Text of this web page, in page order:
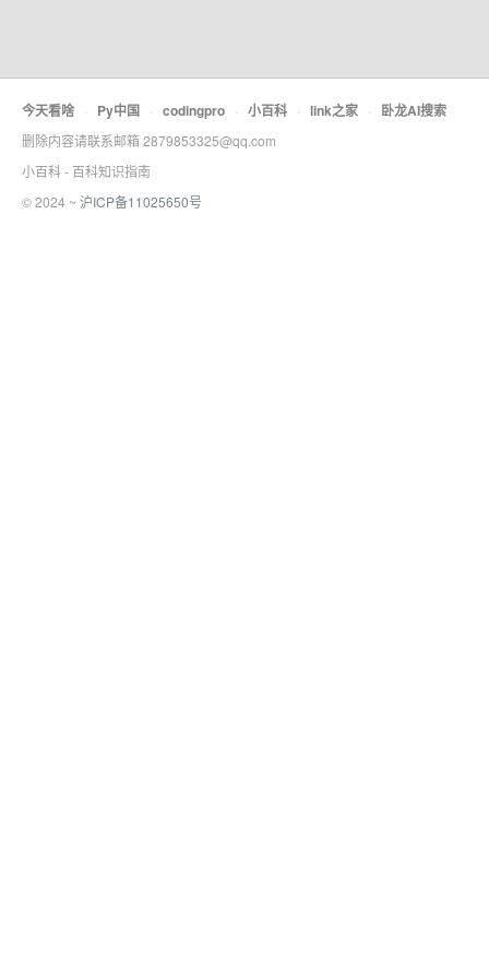
今天看啥 · Py中国 · codingpro · 小百科 · link之家 · 卧龙AI搜索
删除内容请联系邮箱 2879853325@qq.com
小百科 - 百科知识指南
© 2024 ~ 沪ICP备11025650号